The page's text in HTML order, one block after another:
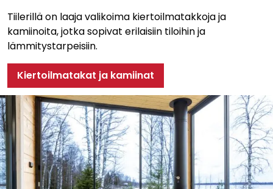
Tiilerillä on laaja valikoima kiertoilmatakkoja ja
kamiinoita, jotka sopivat erilaisiin tiloihin ja
lämmitystarpeisiin.
Kiertoilmatakat ja kamiinat